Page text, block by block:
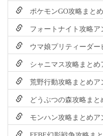
ポケモンGO攻略まと
フォートナイト攻略ア
ウマ娘プリティーダー
シャニマス攻略まとめ
荒野行動攻略まとめア
どうぶつの森攻略まと
モンハン攻略まとめア
FFBE幻影戦争攻略ま